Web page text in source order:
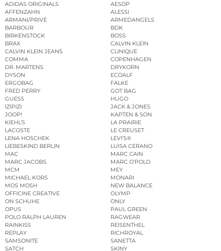
ADIDAS ORIGINALS
AESOP
AFFENZAHN
ALESSI
ARMANI/PRIVÉ
ARMEDANGELS
BARBOUR
BDK
BIRKENSTOCK
BOSS
BRAX
CALVIN KLEIN
CALVIN KLEIN JEANS
CLINIQUE
COMMA
COPENHAGEN
DR. MARTENS
DRYKORN
DYSON
ECOALF
ERGOBAG
FALKE
FRED PERRY
GOT BAG
GUESS
HUGO
IZIPIZI
JACK & JONES
JOOP!
KAPTEN & SON
KIEHL’S
LA PRAIRIE
LACOSTE
LE CREUSET
LENA HOSCHEK
LEVI’S®
LIEBESKIND BERLIN
LUISA CERANO
MAC
MARC CAIN
MARC JACOBS
MARC O’POLO
MCM
MEY
MICHAEL KORS
MONARI
MOS MOSH
NEW BALANCE
OFFICINE CREATIVE
OLYMP
ON SCHUHE
ONLY
OPUS
PAUL GREEN
POLO RALPH LAUREN
RAGWEAR
RAINKISS
REISENTHEL
REPLAY
RICHROYAL
SAMSONITE
SANETTA
SATCH
SKINY